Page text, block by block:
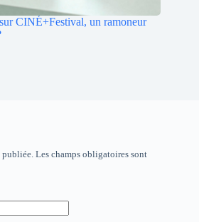
CINÉ+Festival, un ramoneur
publiée. Les champs obligatoires sont